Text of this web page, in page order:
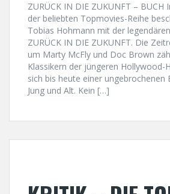
ZURÜCK IN DIE ZUKUNFT – BUCH
der beliebten Topmovies-Reihe
Tobias Hohmann mit der
ZURÜCK IN DIE ZUKUNFT. Die
um Marty McFly und Doc Brown
Klassikern der jüngeren
sich bis heute einer ungebrochenen
Jung und Alt. Kein […]